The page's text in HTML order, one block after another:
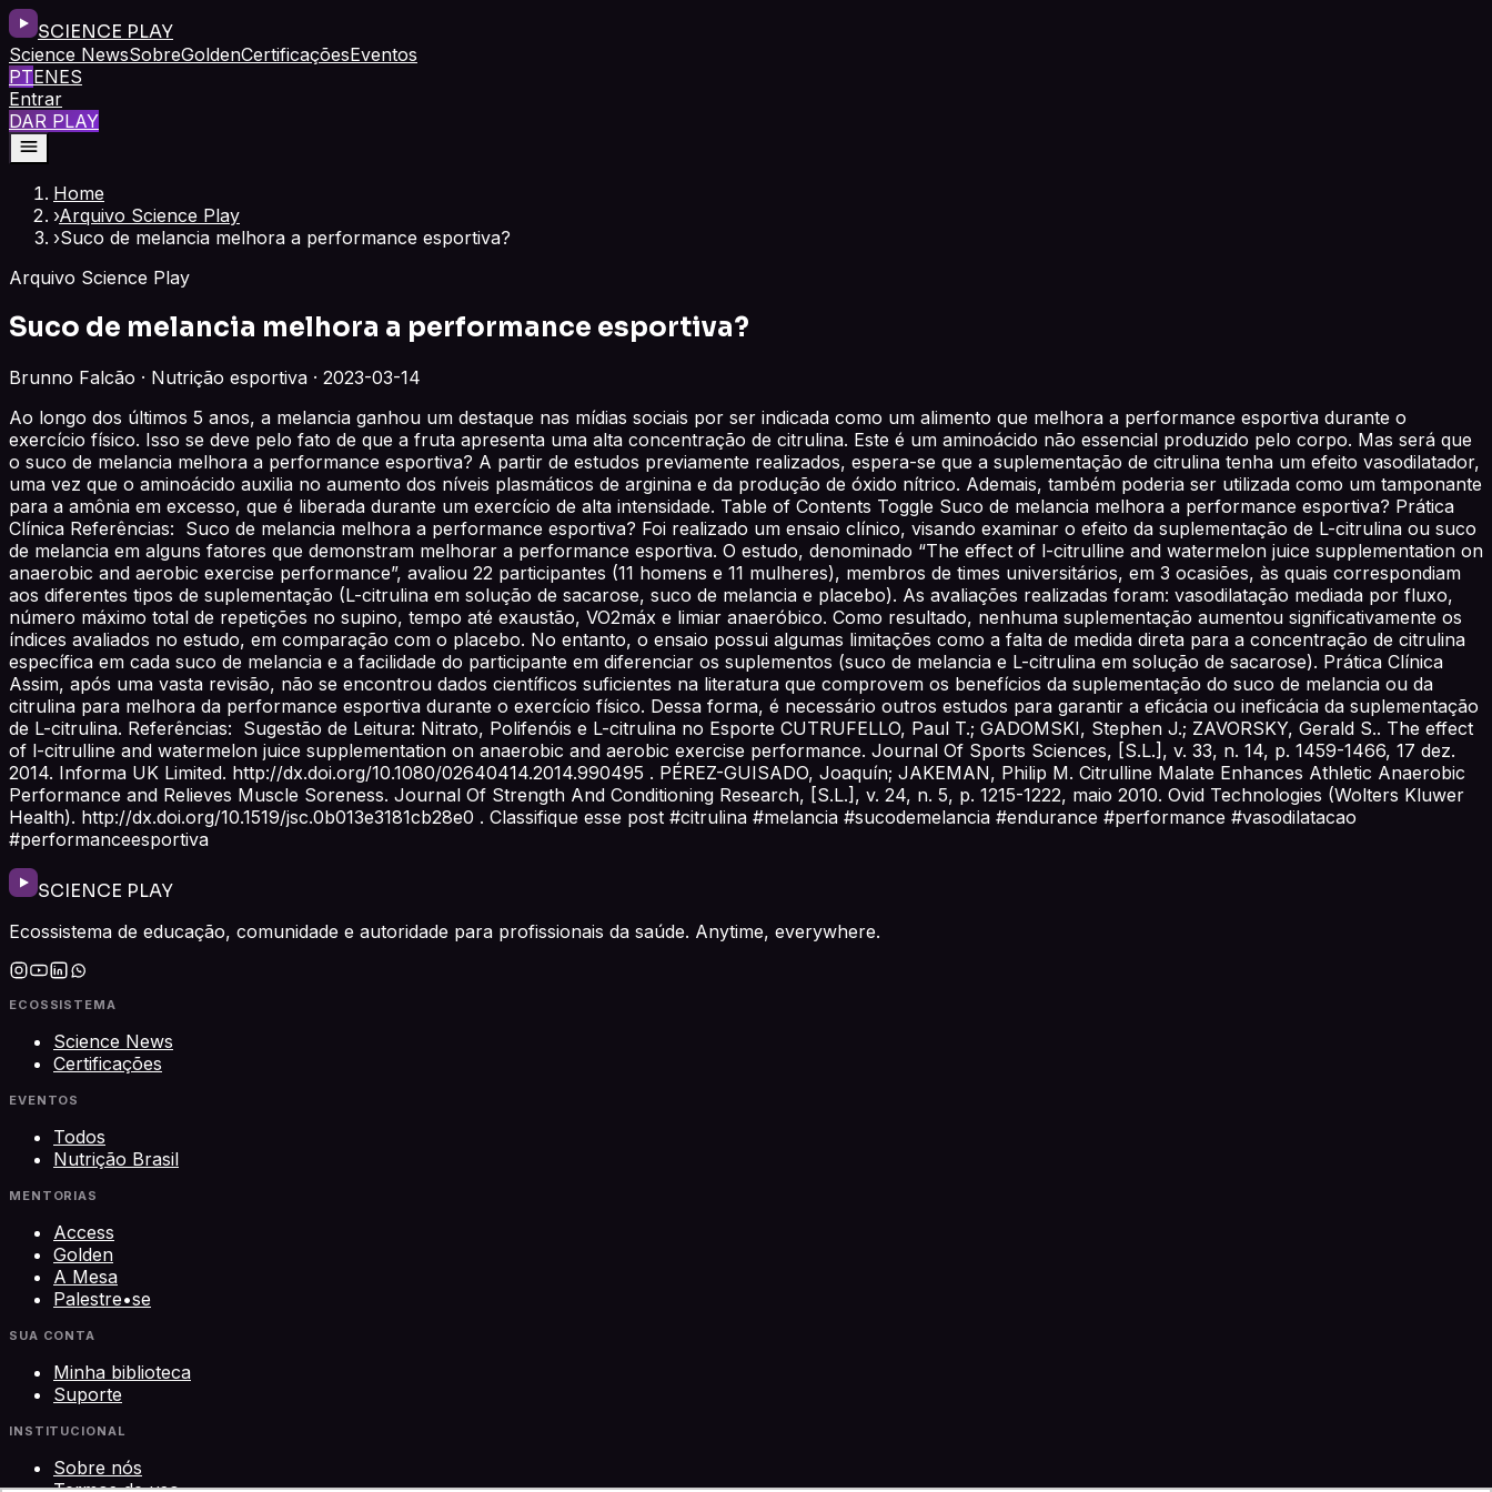
SCIENCE PLAY
Science NewsSobreGoldenCertificaçõesEventos
PTENES
Entrar
DAR PLAY
Home
›Arquivo Science Play
›Suco de melancia melhora a performance esportiva?
Arquivo Science Play
Suco de melancia melhora a performance esportiva?
Brunno Falcão · Nutrição esportiva · 2023-03-14
Ao longo dos últimos 5 anos, a melancia ganhou um destaque nas mídias sociais por ser indicada como um alimento que melhora a performance esportiva durante o
exercício físico. Isso se deve pelo fato de que a fruta apresenta uma alta concentração de citrulina. Este é um aminoácido não essencial produzido pelo corpo. Mas será que
o suco de melancia melhora a performance esportiva? A partir de estudos previamente realizados, espera-se que a suplementação de citrulina tenha um efeito vasodilatador,
uma vez que o aminoácido auxilia no aumento dos níveis plasmáticos de arginina e da produção de óxido nítrico. Ademais, também poderia ser utilizada como um tamponante
para a amônia em excesso, que é liberada durante um exercício de alta intensidade. Table of Contents Toggle Suco de melancia melhora a performance esportiva? Prática
Clínica Referências: Suco de melancia melhora a performance esportiva? Foi realizado um ensaio clínico, visando examinar o efeito da suplementação de L-citrulina ou suco
de melancia em alguns fatores que demonstram melhorar a performance esportiva. O estudo, denominado “The effect of l-citrulline and watermelon juice supplementation on
anaerobic and aerobic exercise performance”, avaliou 22 participantes (11 homens e 11 mulheres), membros de times universitários, em 3 ocasiões, às quais correspondiam
aos diferentes tipos de suplementação (L-citrulina em solução de sacarose, suco de melancia e placebo). As avaliações realizadas foram: vasodilatação mediada por fluxo,
número máximo total de repetições no supino, tempo até exaustão, VO2máx e limiar anaeróbico. Como resultado, nenhuma suplementação aumentou significativamente os
índices avaliados no estudo, em comparação com o placebo. No entanto, o ensaio possui algumas limitações como a falta de medida direta para a concentração de citrulina
específica em cada suco de melancia e a facilidade do participante em diferenciar os suplementos (suco de melancia e L-citrulina em solução de sacarose). Prática Clínica
Assim, após uma vasta revisão, não se encontrou dados científicos suficientes na literatura que comprovem os benefícios da suplementação do suco de melancia ou da
citrulina para melhora da performance esportiva durante o exercício físico. Dessa forma, é necessário outros estudos para garantir a eficácia ou ineficácia da suplementação
de L-citrulina. Referências: Sugestão de Leitura: Nitrato, Polifenóis e L-citrulina no Esporte CUTRUFELLO, Paul T.; GADOMSKI, Stephen J.; ZAVORSKY, Gerald S.. The effect
of l-citrulline and watermelon juice supplementation on anaerobic and aerobic exercise performance. Journal Of Sports Sciences, [S.L.], v. 33, n. 14, p. 1459-1466, 17 dez.
2014. Informa UK Limited. http://dx.doi.org/10.1080/02640414.2014.990495 . PÉREZ-GUISADO, Joaquín; JAKEMAN, Philip M. Citrulline Malate Enhances Athletic Anaerobic
Performance and Relieves Muscle Soreness. Journal Of Strength And Conditioning Research, [S.L.], v. 24, n. 5, p. 1215-1222, maio 2010. Ovid Technologies (Wolters Kluwer
Health). http://dx.doi.org/10.1519/jsc.0b013e3181cb28e0 . Classifique esse post #citrulina #melancia #sucodemelancia #endurance #performance #vasodilatacao
#performanceesportiva
SCIENCE PLAY
Ecossistema de educação, comunidade e autoridade para profissionais da saúde. Anytime, everywhere.
ECOSSISTEMA
Science News
Certificações
EVENTOS
Todos
Nutrição Brasil
MENTORIAS
Access
Golden
A Mesa
Palestre•se
SUA CONTA
Minha biblioteca
Suporte
INSTITUCIONAL
Sobre nós